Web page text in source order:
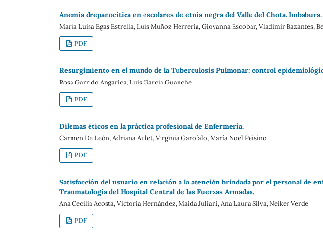
Anemia drepanocítica en escolares de etnia negra del Valle del Chota. Imbabura.
María Luisa Egas Estrella, Luís Muñoz Herrería, Giovanna Escobar, Vladimir Bazantes,
PDF
Resurgimiento en el mundo de la Tuberculosis Pulmonar: control
Rosa Garrido Angarica, Luis García Guanche
PDF
Dilemas éticos en la práctica profesional de Enfermería.
Carmen De León, Adriana Aulet, Virginia Garofalo, María Noel Peisino
PDF
Satisfacción del usuario en relación a la atención brindada por el personal de
Traumatología del Hospital Central de las Fuerzas Armadas.
Ana Cecilia Acosta, Victoria Hernández, Maida Juliani, Ana Laura Silva, Neiker Verde
PDF